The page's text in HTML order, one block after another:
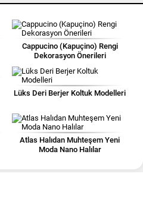
Cappucino (Kapuçino) Rengi
Dekorasyon Önerileri
Lüks Deri Berjer Koltuk Modelleri
Atlas Halıdan Muhteşem Yeni
Moda Nano Halılar